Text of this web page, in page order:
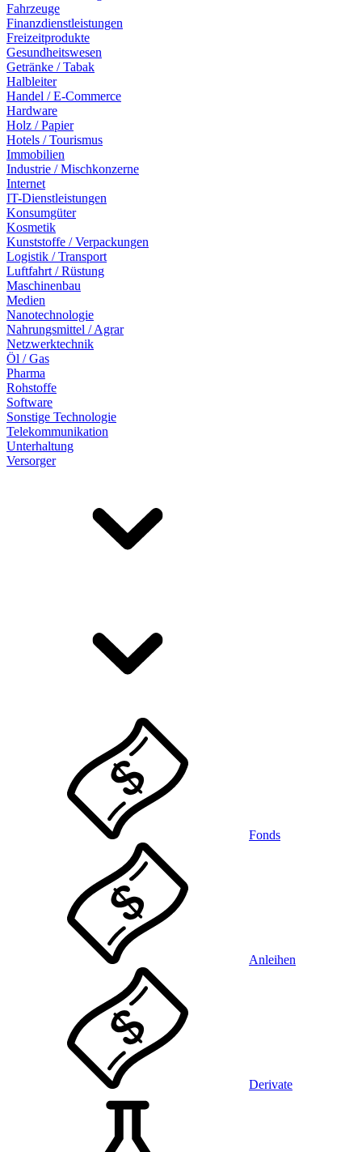
Fahrzeuge
Finanzdienstleistungen
Freizeitprodukte
Gesundheitswesen
Getränke / Tabak
Halbleiter
Handel / E-Commerce
Hardware
Holz / Papier
Hotels / Tourismus
Immobilien
Industrie / Mischkonzerne
Internet
IT-Dienstleistungen
Konsumgüter
Kosmetik
Kunststoffe / Verpackungen
Logistik / Transport
Luftfahrt / Rüstung
Maschinenbau
Medien
Nanotechnologie
Nahrungsmittel / Agrar
Netzwerktechnik
Öl / Gas
Pharma
Rohstoffe
Software
Sonstige Technologie
Telekommunikation
Unterhaltung
Versorger
Fonds
Anleihen
Derivate